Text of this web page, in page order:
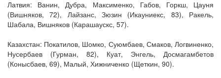
Латвия: Ванин, Дубра, Максименко, Габов, Горкш, Цауня
(Вишняков, 72), Лайзанс, Зюзин (Икауниекс, 83), Ракель,
Шабала, Вишняков (Карашаускс, 57).
Казахстан: Покатилов, Шомко, Суюмбаев, Смаков, Логвиненко,
Нусербаев (Гурман, 82), Куат, Энгель, Досмагамбетов
(Конысбаев, 69), Малый, Хижниченко (Щеткин, 90).